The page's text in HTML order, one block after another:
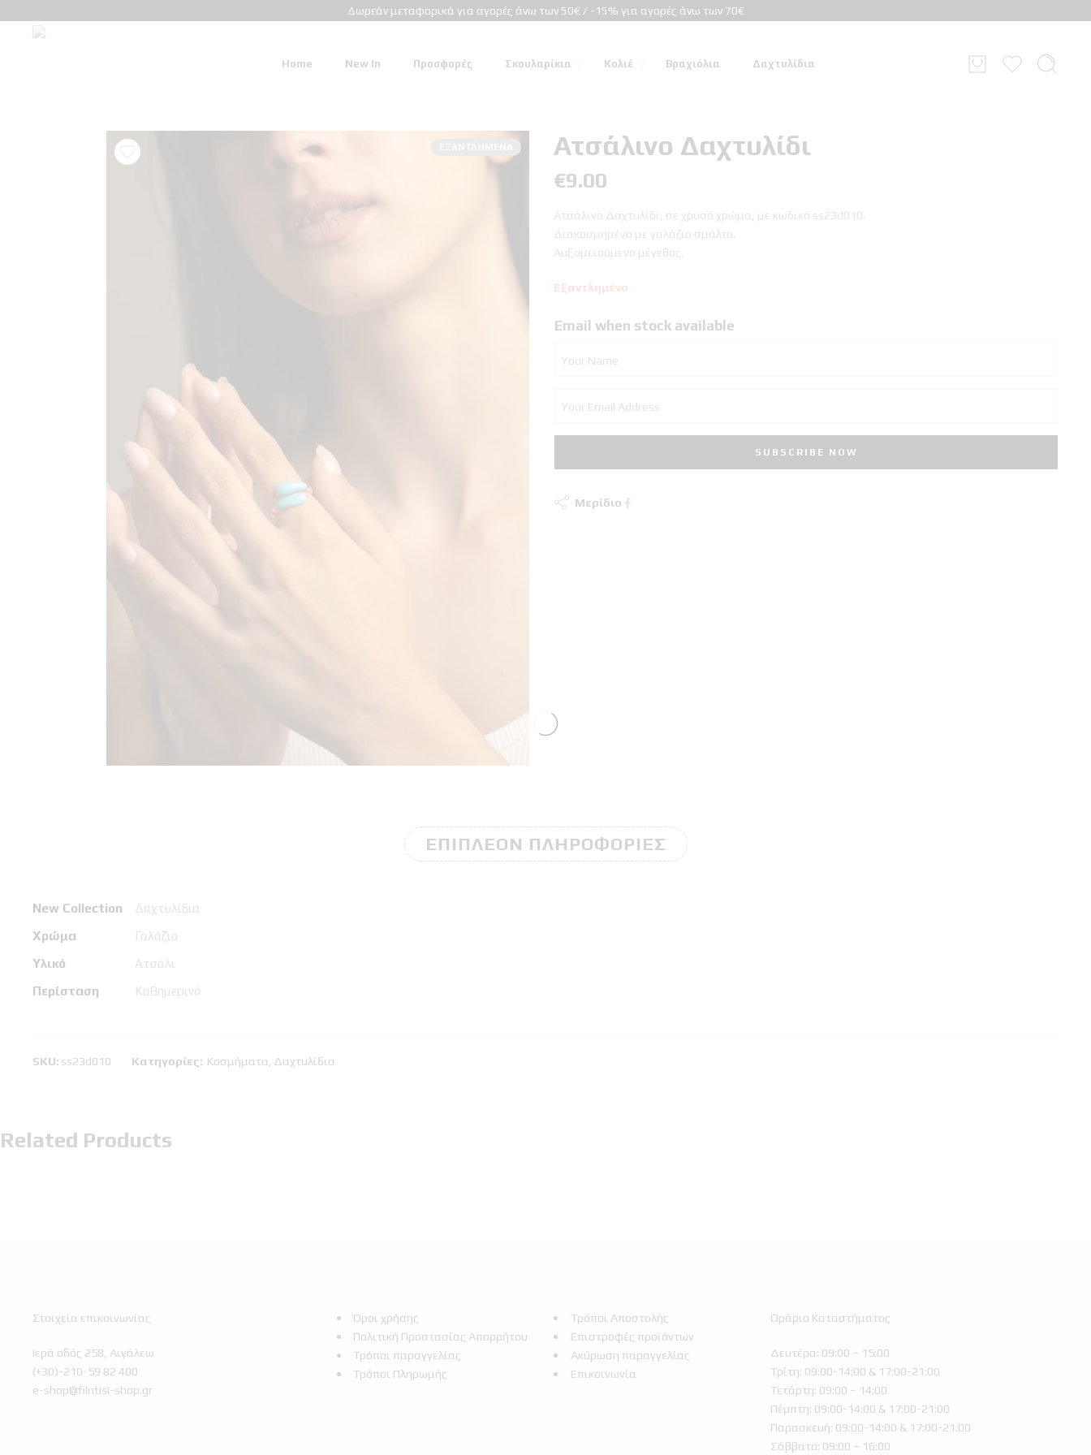
Δωρεάν μεταφορικά για αγορές άνω των 50€ / -15% για αγορές άνω των 70€
Home New In Προσφορές Σκουλαρίκια Κολιέ Βραχιόλια Δαχτυλίδια
Ατσάλινο Δαχτυλίδι
€9.00
Ατσάλινο Δαχτυλίδι, σε χρυσό χρώμα, με κωδικό ss23d010.
Διακοσμημένο με γαλάζιο σμάλτο.
Αυξομειούμενο μέγεθος.
Εξαντλημένο
Email when stock available
Μερίδιο
ΕΠΙΠΛΈΟΝ ΠΛΗΡΟΦΟΡΊΕΣ
New Collection
Δαχτυλίδια
Χρώμα
Γαλάζιο
Υλικό
Ατσάλι
Περίσταση
Καθημερινό
SKU: ss23d010 Κατηγορίες: Κοσμήματα Δαχτυλίδια
Related Products
Στοιχεία επικοινωνίας
Ιερά οδός 258, Αιγάλεω
(+30)-210-59 82 400
e-shop@filntisi-shop.gr
Όροι χρήσης
Πολιτική Προστασίας Απορρήτου
Τρόποι παραγγελίας
Τρόποι Πληρωμής
Τρόποι Αποστολής
Επιστροφές προϊόντων
Ακύρωση παραγγελίας
Επικοινωνία
Ωράριο Καταστήματος
Δευτέρα: 09:00 – 15:00
Τρίτη: 09:00-14:00 & 17:00-21:00
Τετάρτη: 09:00 – 14:00
Πέμπτη: 09:00-14:00 & 17:00-21:00
Παρασκευή: 09:00-14:00 & 17:00-21:00
Σάββατο: 09:00 – 16:00